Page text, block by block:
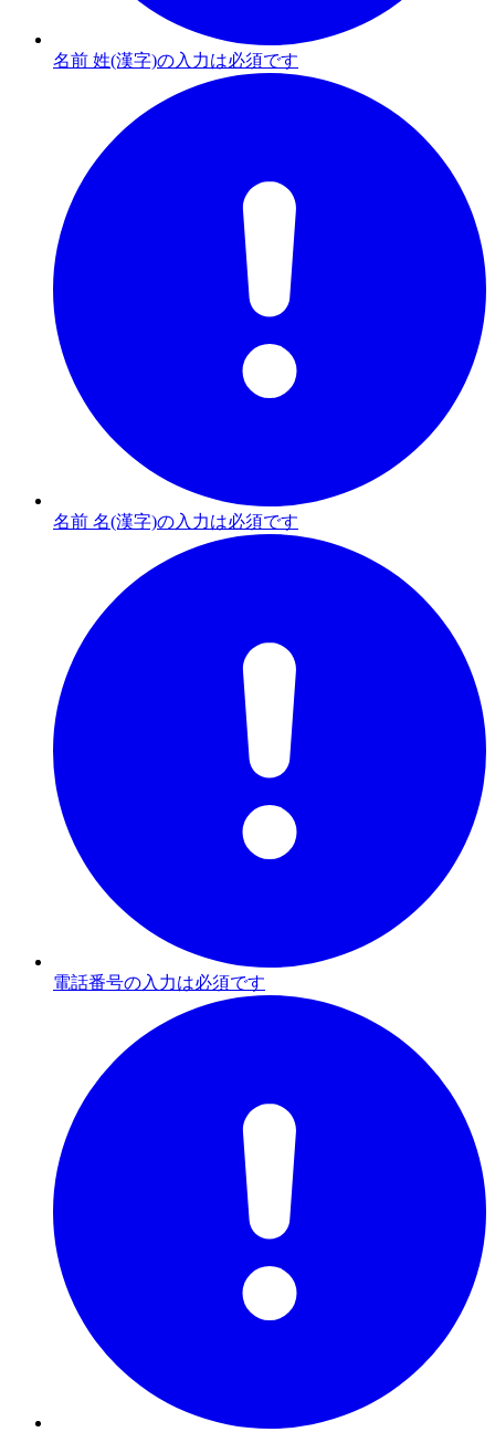
名前 姓(漢字)の入力は必須です
名前 名(漢字)の入力は必須です
電話番号の入力は必須です